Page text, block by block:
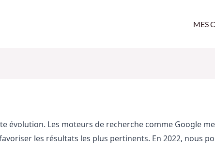
MES
évolution. Les moteurs de recherche comme Google
les résultats les plus pertinents. En 2022, nous